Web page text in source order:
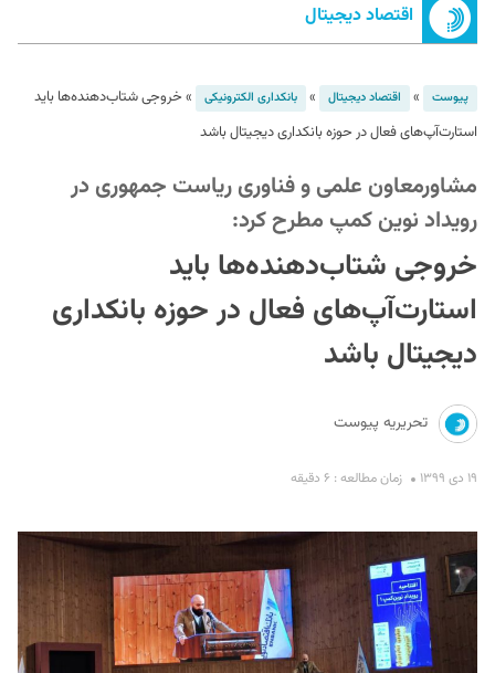
اقتصاد دیجیتال
پیوست » اقتصاد دیجیتال » بانکداری الکترونیکی » خروجی شتاب‌دهنده‌ها باید
استارت‌آپ‌های فعال در حوزه بانکداری دیجیتال باشد
مشاورمعاون علمی و فناوری ریاست جمهوری در
رویداد نوین کمپ مطرح کرد:
خروجی شتاب‌دهنده‌ها باید
استارت‌آپ‌های فعال در حوزه بانکداری
دیجیتال باشد
تحریریه پیوست
۱۹ دی ۱۳۹۹ زمان مطالعه : ۶ دقیقه